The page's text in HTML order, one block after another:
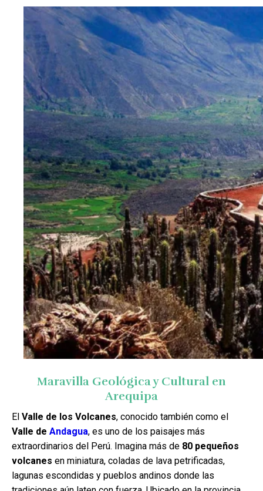
MANU
Blog
Contactanos
Maravilla Geológica y Cultural en
Arequipa
El Valle de los Volcanes, conocido también como el
Valle de Andagua, es uno de los paisajes más
extraordinarios del Perú. Imagina más de 80 pequeños
volcanes en miniatura, coladas de lava petrificadas,
lagunas escondidas y pueblos andinos donde las